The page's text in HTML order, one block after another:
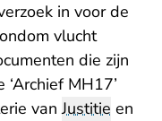
in voor de
vlucht
die zijn
MH17’
vanJustitie en